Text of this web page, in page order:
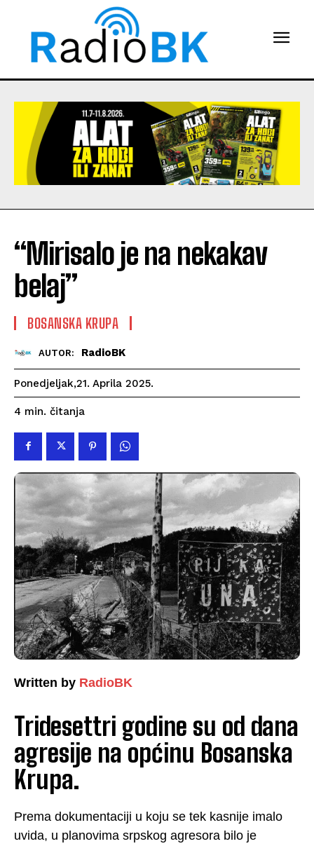
“Mirisalo je na nekakav
belaj”
BOSANSKA KRUPA
AUTOR: RadioBK
Ponedjeljak,21. Aprila 2025.
4 min. čitanja
Written by RadioBK
Tridesettri godine su od dana
agresije na općinu Bosanska
Krupa.
Prema dokumentaciji u koju se tek kasnije imalo
uvida, u planovima srpskog agresora bilo je